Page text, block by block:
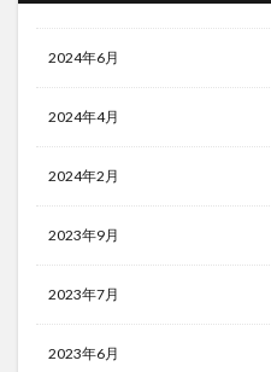
2024年6月
2024年4月
2024年2月
2023年9月
2023年7月
2023年6月